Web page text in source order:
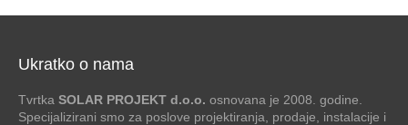
Ukratko o nama
Tvrtka SOLAR PROJEKT d.o.o. osnovana je 2008. godine.
Specijalizirani smo za poslove projektiranja, prodaje, instalacije i